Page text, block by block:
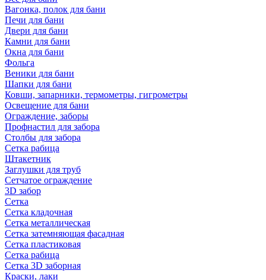
Вагонка, полок для бани
Печи для бани
Двери для бани
Камни для бани
Окна для бани
Фольга
Веники для бани
Шапки для бани
Ковши, запарники, термометры, гигрометры
Освещение для бани
Ограждение, заборы
Профнастил для забора
Столбы для забора
Сетка рабица
Штакетник
Заглушки для труб
Сетчатое ограждение
3D забор
Сетка
Сетка кладочная
Сетка металлическая
Сетка затемняющая фасадная
Сетка пластиковая
Сетка рабица
Сетка 3D заборная
Краски, лаки